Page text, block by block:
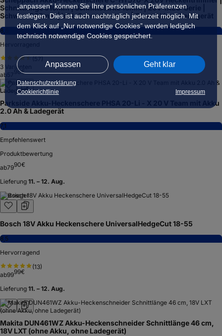
„anpassen” können Sie Ihre persönlichen Präferenzen
festlegen. Dies ist auch nachträglich jederzeit möglich. Mit
dem Klick auf „Nur notwendige Cookies” werden lediglich
technisch notwendige Cookies gespeichert.
Anpassen Geht klar
Datenschutzerklärung
Cookierichtlinie
Impressum
Schnittlänge 510mm | Schnittstärke 16mm | 20V-IXES-Serie |
Schwert 560mm | inkl. Schwertschutz | Ohne Akku & Ladegerät
8,6
Hervorragend
3 Varianten
ab
98€
Parkside Akku-Heckenschere PHSA 20-Li - X 20 V Team mit Akku
2.0 Ah & Ladegerät
7,1
Empfehlenswert
Produktbewertung
ab7990€
Lieferung 11. – 12. Aug.
Testsieger
Bosch 18V Akku Heckenschere UniversalHedgeCut 18-55
8,5
Hervorragend
(13)
ab9999€
Lieferung 11. – 12. Aug.
Makita DUN461WZ Akku-Heckenschneider Schnittlänge 46 cm,
18V LXT (ohne Akku, ohne Ladegerät)